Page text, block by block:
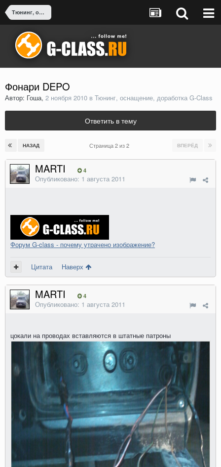
Тюнинг, оснащение, доработка G-Class
Фонари DEPO
Автор: Гоша, 2 ноября 2010 в Тюнинг, оснащение, доработка G-Class
Ответить в тему
НАЗАД ВПЕРЁД
Страница 2 из 2
MARTI 4
Опубликовано: 1 августа 2011
Форум G-class - почему утрачено изображение?
Цитата Наверх
MARTI 4
Опубликовано: 1 августа 2011
цокали на проводах вставляются в штатные патроны